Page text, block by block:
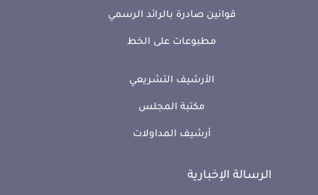
قوانين صادرة بالرائد الرسمي
مطبوعات على الخط
الأرشيف التشريعي
مكتبة المجلس
أرشيف المداولات
الرسالة الإخبارية